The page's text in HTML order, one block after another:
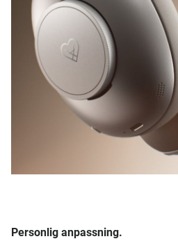
Personlig anpassning.